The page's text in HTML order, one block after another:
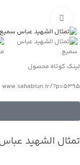
لینک کوتاه محصول
www.sahabiun.ir/?p=5395
تمثال الشهيد